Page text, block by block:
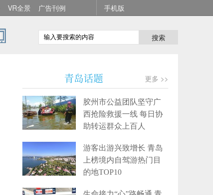
VR全景 广告刊例 手机版
搜索
青岛话题 更多 >>
胶州市公益团队坚守广
西抢险救援一线 每日协
助转运群众上百人
游客出游兴致增长 青岛
上榜境内自驾游热门目
的地TOP10